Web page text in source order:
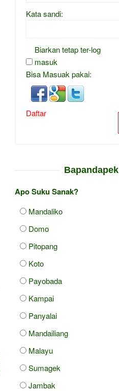
Kata sandi:
Biarkan tetap ter-log
masuk
Bisa Masuak pakai:
Daftar
Bapandapek
Apo Suku Sanak?
Mandaliko
Domo
Pitopang
Koto
Payobada
Kampai
Panyalai
Mandailiang
Malayu
Sumagek
Jambak